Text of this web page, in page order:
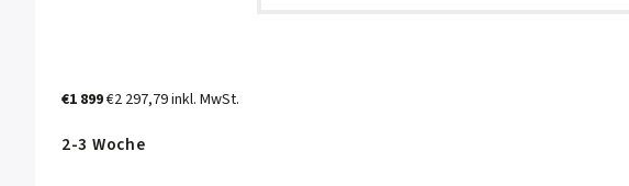
€1 899€2 297,79 inkl. MwSt.
2-3 Woche